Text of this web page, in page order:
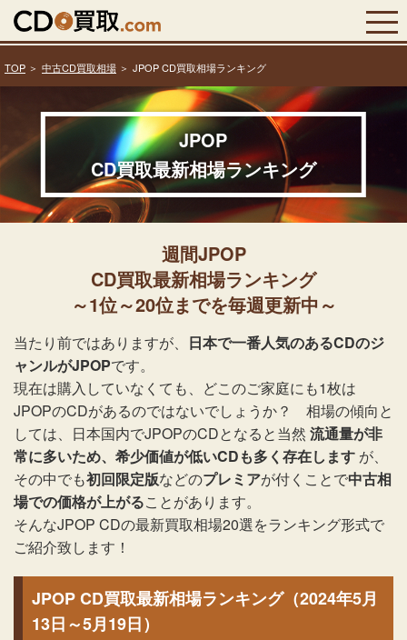
TOP 中古CD買取相場 JPOP CD買取相場ランキング
JPOP
CD買取最新相場ランキング
週間JPOP
CD買取最新相場ランキング
～1位～20位までを毎週更新中～
当たり前ではありますが、 日本で一番人気のあるCDのジ
ャンルがJPOPです。
現在は購入していなくても、どこのご家庭にも1枚は
JPOPのCDがあるのではないでしょうか？ 相場の傾向と
しては、日本国内でJPOPのCDとなると当然 流通量が非
常に多いため、希少価値が低いCDも多く存在します が、
その中でも初回限定版などのプレミアが付くことで中古相
場での価格が上がることがあります。
そんなJPOP CDの最新買取相場20選をランキング形式で
ご紹介致します！
JPOP CD買取最新相場ランキング（2024年5月
13日～5月19日）